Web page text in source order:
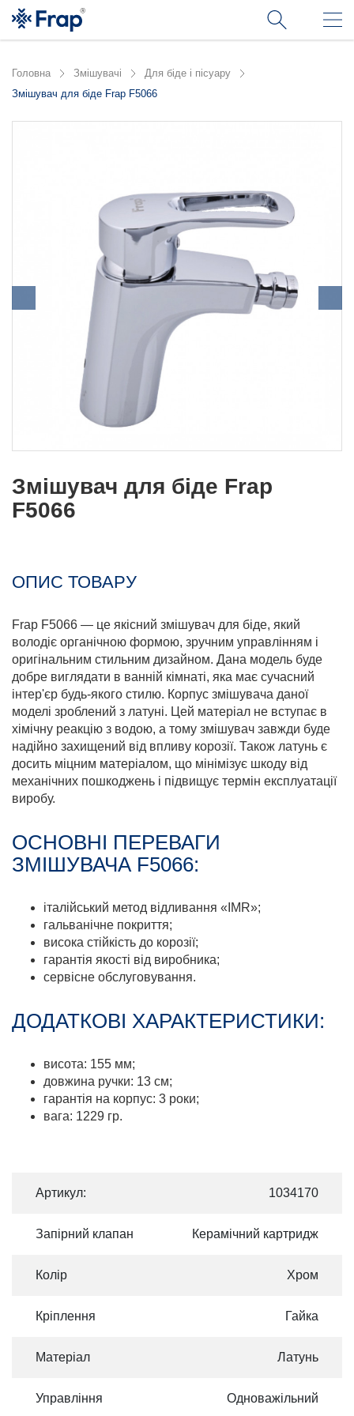
Головна Змішувачі
Для біде і пісуару
Змішувач для біде Frap F5066
Змішувач для біде Frap
F5066
ОПИС ТОВАРУ
Frap F5066 — це якісний змішувач для біде, який
володіє органічною формою, зручним управлінням і
оригінальним стильним дизайном. Дана модель буде
добре виглядати в ванній кімнаті, яка має сучасний
інтер'єр будь-якого стилю. Корпус змішувача даної
моделі зроблений з латуні. Цей матеріал не вступає в
хімічну реакцію з водою, а тому змішувач завжди буде
надійно захищений від впливу корозії. Також латунь є
досить міцним матеріалом, що мінімізує шкоду від
механічних пошкоджень і підвищує термін експлуатації
виробу.
ОСНОВНІ ПЕРЕВАГИ
ЗМІШУВАЧА F5066:
італійський метод відливання «IMR»;
гальванічне покриття;
висока стійкість до корозії;
гарантія якості від виробника;
сервісне обслуговування.
ДОДАТКОВІ ХАРАКТЕРИСТИКИ:
висота: 155 мм;
довжина ручки: 13 см;
гарантія на корпус: 3 роки;
вага: 1229 гр.
Артикул: 1034170
Запірний клапан Керамічний картридж
Колір Хром
Кріплення Гайка
Матеріал Латунь
Управління Одноважільний